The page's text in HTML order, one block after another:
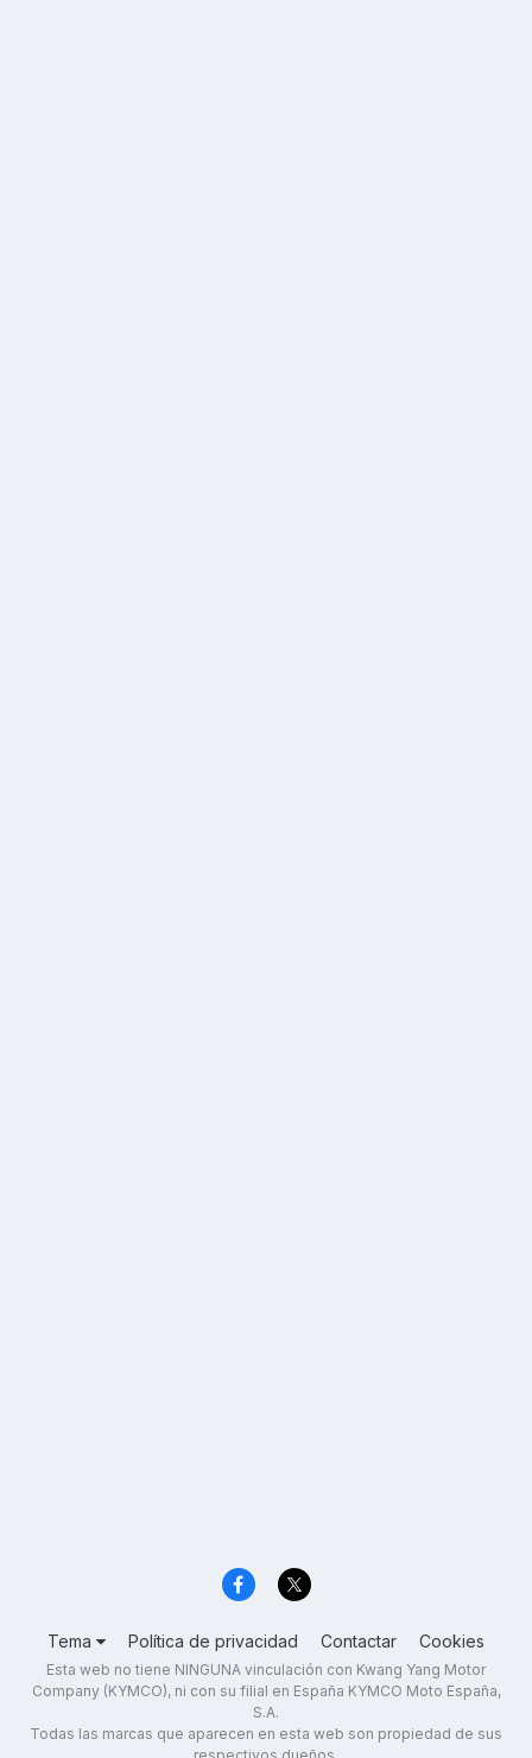
Tema Política de privacidad Contactar Cookies
Esta web no tiene NINGUNA vinculación con Kwang Yang Motor
Company (KYMCO), ni con su filial en España KYMCO Moto España,
S.A.
Todas las marcas que aparecen en esta web son propiedad de sus